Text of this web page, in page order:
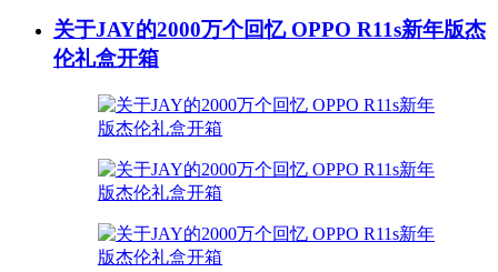
关于JAY的2000万个回忆 OPPO R11s新年版杰
伦礼盒开箱